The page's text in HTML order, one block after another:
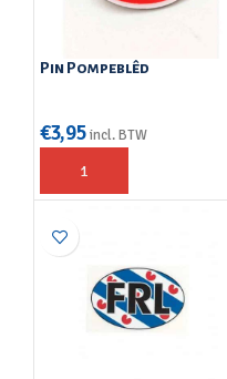
Pin Pompeblêd
€3,95 incl. BTW